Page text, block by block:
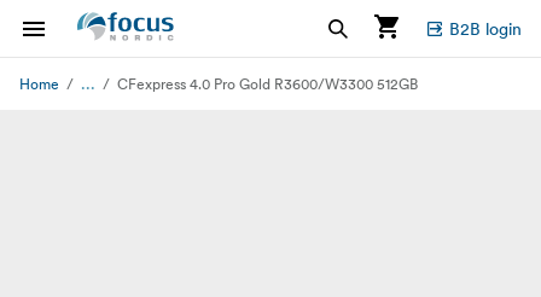
B2B login
Home ... CFexpress 4.0 Pro Gold R3600/W3300 512GB